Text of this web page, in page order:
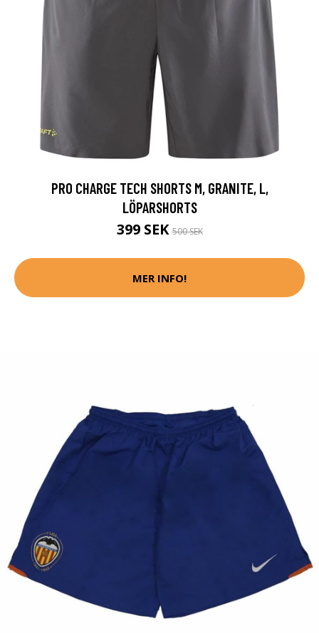
PRO CHARGE TECH SHORTS M, GRANITE, L,
LÖPARSHORTS
399 SEK500 SEK
MER INFO!